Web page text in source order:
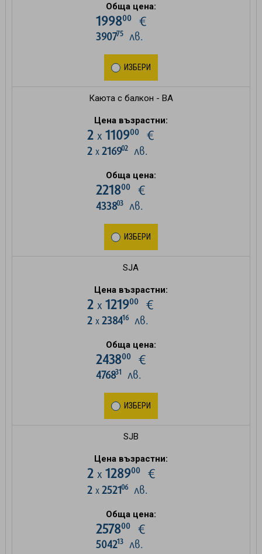
Обща цена:
199800€
390775лв.
ИЗБЕРИ
Каюта с балкон - BA
Цена възрастни:
2 х 110900€
2 х 216902лв.
Обща цена:
221800€
433803лв.
ИЗБЕРИ
SJA
Цена възрастни:
2 х 121900€
2 х 238416лв.
Обща цена:
243800€
476831 лв.
ИЗБЕРИ
SJB
Цена възрастни:
2 х 128900€
2 х 252106лв.
Обща цена:
257800€
504213лв.